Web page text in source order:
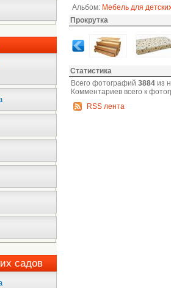
садов
Альбом: Мебель для
Прокрутка
Статистика
Всего фотографий 3884 из
Комментариев всего к
RSS лента